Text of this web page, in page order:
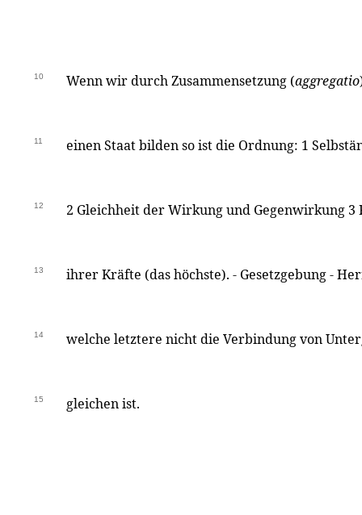
10 Wenn wir durch Zusammensetzung (aggregatio
11 einen Staat bilden so ist die Ordnung: 1
12 2 Gleichheit der Wirkung und Gegenwirkung 3
13 ihrer Kräfte (das höchste). - Gesetzgebung -
14 welche letztere nicht die Verbindung von
15 gleichen ist.